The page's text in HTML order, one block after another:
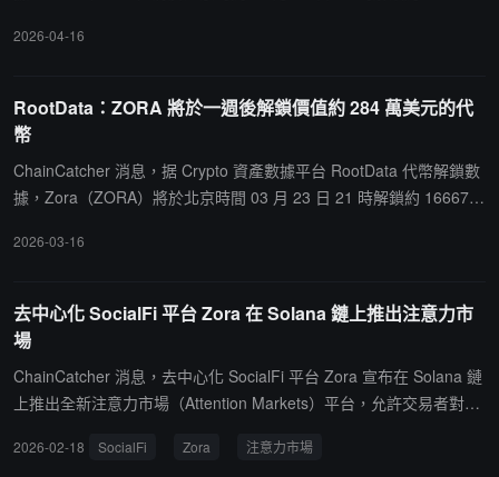
2026-04-16
RootData：ZORA 將於一週後解鎖價值約 284 萬美元的代
幣
ChainCatcher 消息，据 Crypto 資產數據平台 RootData 代幣解鎖數
據，Zora（ZORA）將於北京時間 03 月 23 日 21 時解鎖約 16667
2026-03-16
去中心化 SocialFi 平台 Zora 在 Solana 鏈上推出注意力市
場
ChainCatcher 消息，去中心化 SocialFi 平台 Zora 宣布在 Solana 鏈
上推出全新注意力市場（Attention Markets）平台，允許交易者對網
建"Trends"並實時追蹤盈虧情況。Zora 聯合創始人 Jacob Horne 表
2026-02-18 SocialFi Zora 注意力市場